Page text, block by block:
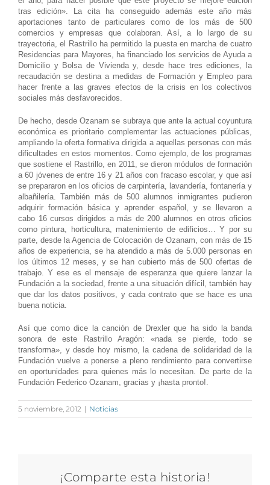
tras edición». La cita ha conseguido además este año más
aportaciones tanto de particulares como de los más de 500
comercios y empresas que colaboran. Así, a lo largo de su
trayectoria, el Rastrillo ha permitido la puesta en marcha de cuatro
Residencias para Mayores, ha financiado los servicios de Ayuda a
Domicilio y Bolsa de Vivienda y, desde hace tres ediciones, la
recaudación se destina a medidas de Formación y Empleo para
hacer frente a las graves efectos de la crisis en los colectivos
sociales más desfavorecidos.
De hecho, desde Ozanam se subraya que ante la actual coyuntura
económica es prioritario complementar las actuaciones públicas,
ampliando la oferta formativa dirigida a aquellas personas con más
dificultades en estos momentos. Como ejemplo, de los programas
que sostiene el Rastrillo, en 2011, se dieron módulos de formación
a 60 jóvenes de entre 16 y 21 años con fracaso escolar, y que así
se prepararon en los oficios de carpintería, lavandería, fontanería y
albañilería. También más de 500 alumnos inmigrantes pudieron
adquirir formación básica y aprender español, y se llevaron a
cabo 16 cursos dirigidos a más de 200 alumnos en otros oficios
como pintura, horticultura, matenimiento de edificios… Y por su
parte, desde la Agencia de Colocación de Ozanam, con más de 15
años de experiencia, se ha atendido a más de 5.000 personas en
los últimos 12 meses, y se han cubierto más de 500 ofertas de
trabajo. Y ese es el mensaje de esperanza que quiere lanzar la
Fundación a la sociedad, frente a una situación difícil, también hay
que dar los datos positivos, y cada contrato que se hace es una
buena noticia.
Así que como dice la canción de Drexler que ha sido la banda
sonora de este Rastrillo Aragón: «nada se pierde, todo se
transforma», y desde hoy mismo, la cadena de solidaridad de la
Fundación vuelve a ponerse a pleno rendimiento para convertirse
en oportunidades para quienes más lo necesitan. De parte de la
Fundación Federico Ozanam, gracias y ¡hasta pronto!.
5 noviembre, 2012 | Noticias
¡Comparte esta historia!